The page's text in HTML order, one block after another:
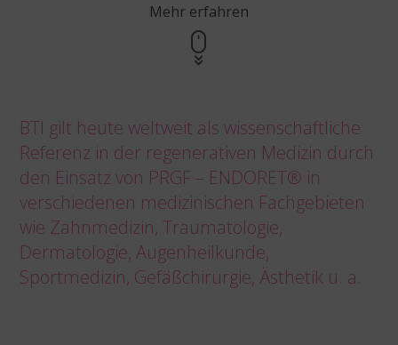
Mehr erfahren
BTI gilt heute weltweit als wissenschaftliche
Referenz in der regenerativen Medizin durch
den Einsatz von PRGF – ENDORET® in
verschiedenen medizinischen Fachgebieten
wie Zahnmedizin, Traumatologie,
Dermatologie, Augenheilkunde,
Sportmedizin, Gefäßchirurgie, Ästhetik u. a.